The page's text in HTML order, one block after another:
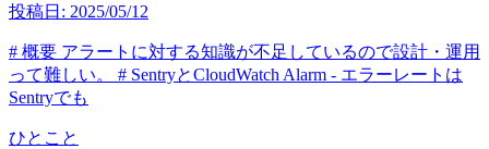
投稿日: 2025/05/12
# 概要 アラートに対する知識が不足しているので設計・運用
って難しい。 # SentryとCloudWatch Alarm - エラーレートは
Sentryでも
ひとこと